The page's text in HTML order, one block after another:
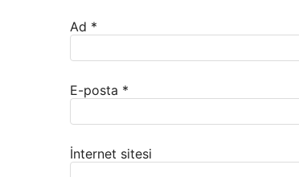
Ad *
E-posta *
İnternet sitesi